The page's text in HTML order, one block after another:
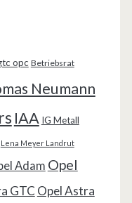
opc Betriebsrat
Neumann
IAA IG Metall
Lena Meyer Landrut
Adam Opel
GTC Opel Astra